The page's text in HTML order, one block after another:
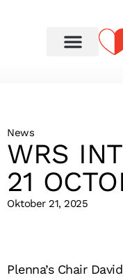
News
WRS
21
Oktober 21, 2025
Plenna’s Chair